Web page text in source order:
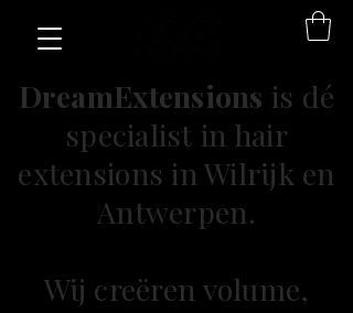
DreamExtensions is dé
specialist in hair
extensions in Wilrijk en
Antwerpen.
Wij creëren volume,